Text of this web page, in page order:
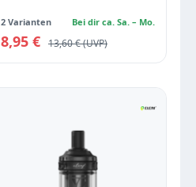
2 Varianten Bei dir ca. Sa. – Mo.
Verkaufspreis:
8,95 € Regulärer Preis:
13,60 €